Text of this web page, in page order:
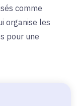
comme
organise les
pour une